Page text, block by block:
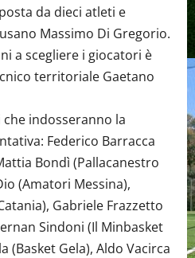
da dieci atleti e
Massimo Di Gregorio.
a scegliere i giocatori è
territoriale Gaetano
indosseranno la
Federico Barracca
Bondì (Pallacanestro
(Amatori Messina),
Gabriele Frazzetto
Sindoni (Il Minbasket
(Basket Gela), Aldo Vacirca